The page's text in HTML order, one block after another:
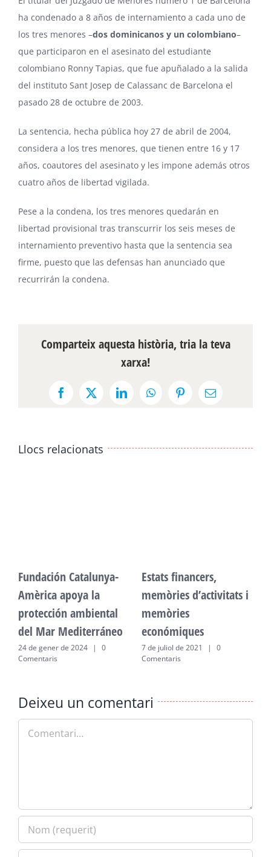
ha condenado a 8 años de internamiento a cada uno de
los tres menores –dos dominicanos y un colombiano–
que participaron en el asesinato del estudiante
colombiano Ronny Tapias, que fue apuñalado a la salida
del instituto Sant Josep de Calassanc de Barcelona el
pasado 28 de octubre de 2003.
La sentencia, hecha pública hoy 27 de abril de 2004,
considera a los tres menores, que tienen entre 16 y 17
años, coautores del asesinato y les impone además otros
cuatro años de libertad vigilada.
Pese a la condena, los tres menores quedarán en
libertad provisional tras transcurrir los seis meses de
internamiento preventivo hasta que la sentencia sea
firme, puesto que las defensas han anunciado que
recurrirán la condena.
Comparteix aquesta història, tria la teva
xarxa!
Facebook
X LinkedInWhatsAppPinterestEmail:
Llocs relacionats
Fundación Catalunya-
Amèrica apoya la
protección ambiental
del Mar Mediterráneo
24 de gener de 2024 |
0
Comentaris
Estats financers,
memòries d’activitats i
memòries
económiques
7 de juliol de 2021 |
0
Comentaris
Deixeu un comentari